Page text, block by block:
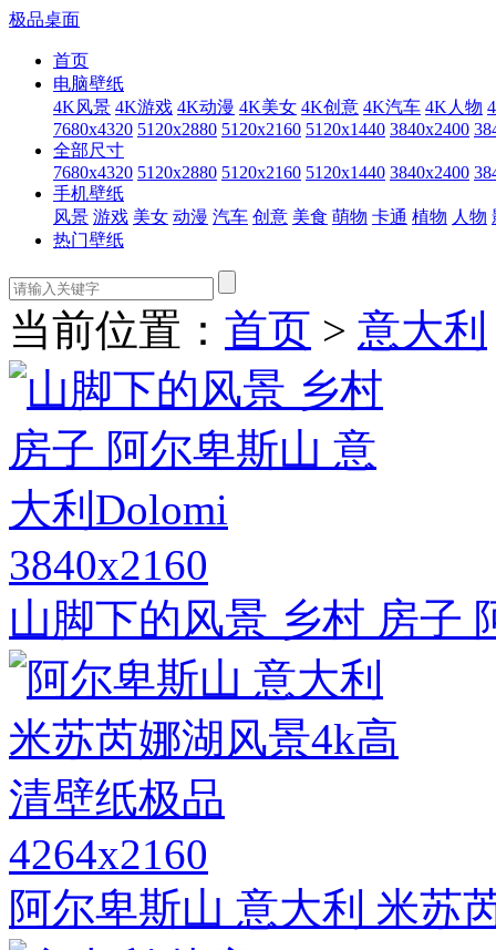
极品桌面
首页
电脑壁纸
4K风景 4K游戏 4K动漫 4K美女 4K创意 4K汽车 4K人物
7680x4320 5120x2880 5120x2160 5120x1440 3840x2400
全部尺寸
7680x4320 5120x2880 5120x2160 5120x1440 3840x2400
手机壁纸
风景 游戏 美女 动漫 汽车 创意 美食 萌物 卡通 植物 人物
热门壁纸
当前位置： 首页 > 意大利
3840x2160
山脚下的风景 乡村 房子
4264x2160
阿尔卑斯山 意大利 米苏